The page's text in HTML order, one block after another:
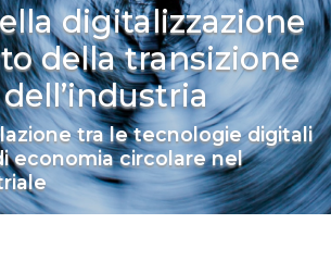
digitalizzazione
della transizione
tra le tecnologie digitali
economia circolare nel